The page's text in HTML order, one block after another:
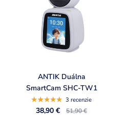
ANTIK Duálna
SmartCam SHC-TW1
3 recenzie
38,90 € 51,90 €